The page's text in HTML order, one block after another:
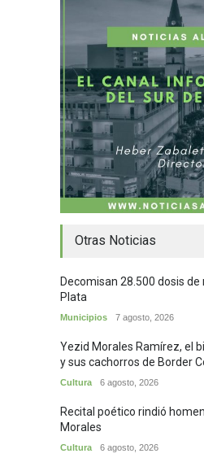
Otras Noticias
Decomisan 28.500 dosis
Plata
Municipios 7 agosto, 2026
Yezid Morales Ramírez, el
y sus cachorros de Border
Cultura 6 agosto, 2026
Recital poético rindió
Morales
Cultura 6 agosto, 2026